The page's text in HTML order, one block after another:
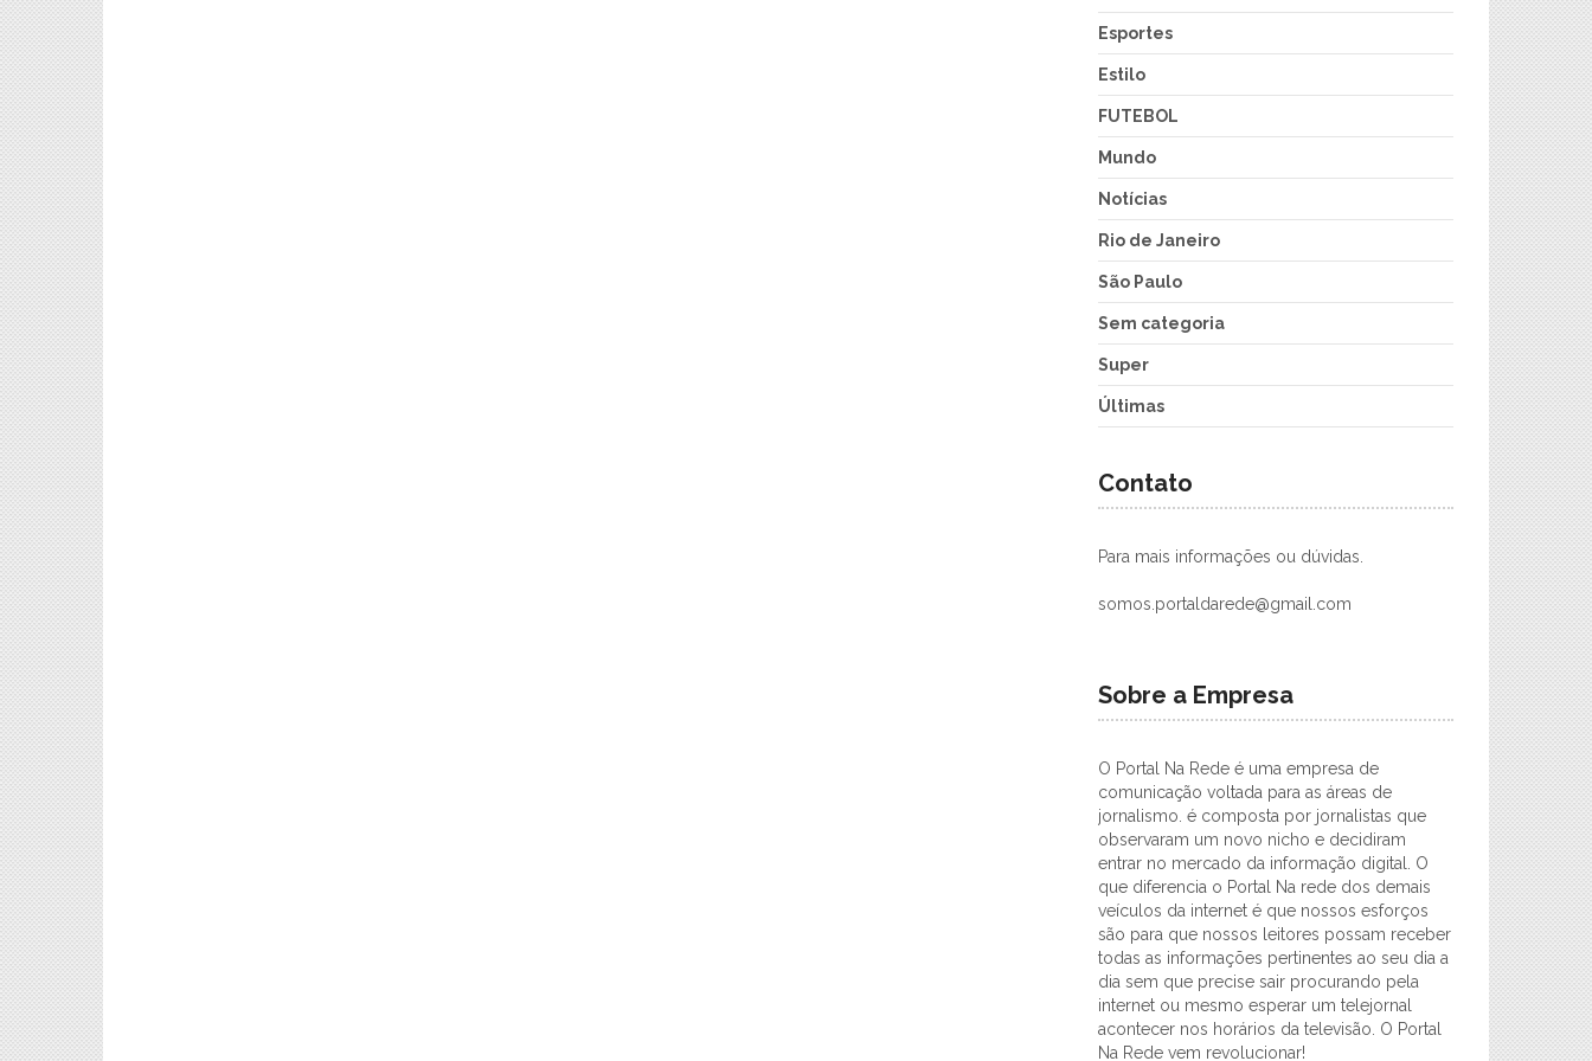
Esportes
Estilo
FUTEBOL
Mundo
Notícias
Rio de Janeiro
São Paulo
Sem categoria
Super
Últimas
Contato
Para mais informações ou dúvidas.
somos.portaldarede@gmail.com
Sobre a Empresa
O Portal Na Rede é uma empresa de
comunicação voltada para as áreas de
jornalismo. é composta por jornalistas que
observaram um novo nicho e decidiram
entrar no mercado da informação digital. O
que diferencia o Portal Na rede dos demais
veículos da internet é que nossos esforços
são para que nossos leitores possam receber
todas as informações pertinentes ao seu dia a
dia sem que precise sair procurando pela
internet ou mesmo esperar um telejornal
acontecer nos horários da televisão. O Portal
Na Rede vem revolucionar!